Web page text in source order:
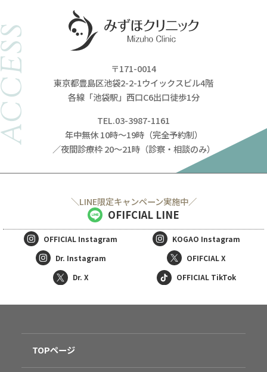
〒171-0014
東京都豊島区池袋2-2-1ウイックスビル4階
各線「池袋駅」西口C6出口徒歩1分
TEL.03-3987-1161
年中無休 10時～19時（完全予約制）
／夜間診療枠 20～21時（診察・相談のみ）
＼LINE限定キャンペーン実施中／
OFIFCIAL LINE
OFFICIAL Instagram KOGAO Instagram
Dr. Instagram
OFIFCIAL X
Dr. X
OFFICIAL TikTok
TOPページ